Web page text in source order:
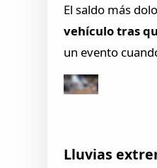
El saldo más
vehículo tras
un evento
Lluvias